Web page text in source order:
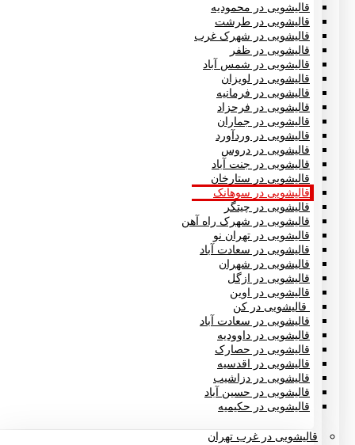
قالیشویی در محمودیه
قالیشویی در طرشت
قالیشویی در شهرک غرب
قالیشویی در ظفر
قالیشویی در شمس آباد
قالیشویی در لویزان
قالیشویی در فرمانیه
قالیشویی در فرحزاد
قالیشویی در جماران
قالیشویی در وردآورد
قالیشویی در دروس
قالیشویی در جنت آباد
قالیشویی در ستارخان
قالیشویی در سوهانک
قالیشویی در چیتگر
قالیشویی در شهرک راه آهن
قالیشویی در تهران نو
قالیشویی در سعادت آباد
قالیشویی در شهران
قالیشویی در ازگل
قالیشویی در اوین
قالیشویی در کن
قالیشویی در سعادت آباد
قالیشویی در داوودیه
قالیشویی در حصارک
قالیشویی در اقدسیه
قالیشویی در دزاشیب
قالیشویی در حسین آباد
قالیشویی در حکیمیه
قالیشویی در غرب تهران